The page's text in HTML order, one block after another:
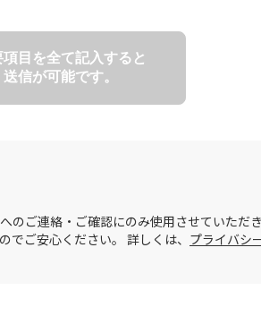
項目を全て記入すると
送信が可能です。
のご連絡・ご確認にのみ使用させていただ
ご安心ください。 詳しくは、 プライバシ